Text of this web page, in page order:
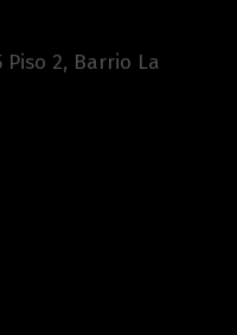
Piso 2, Barrio La